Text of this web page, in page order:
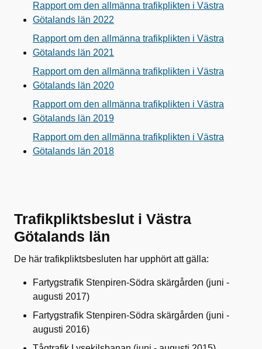
Rapport om den allmänna trafikplikten i Västra
Götalands län 2022
Rapport om den allmänna trafikplikten i Västra
Götalands län 2021
Rapport om den allmänna trafikplikten i Västra
Götalands län 2020
Rapport om den allmänna trafikplikten i Västra
Götalands län 2019
Rapport om den allmänna trafikplikten i Västra
Götalands län 2018
Trafikpliktsbeslut i Västra
Götalands län
De här trafikpliktsbesluten har upphört att gälla:
Fartygstrafik Stenpiren-Södra skärgården (juni -
augusti 2017)
Fartygstrafik Stenpiren-Södra skärgården (juni -
augusti 2016)